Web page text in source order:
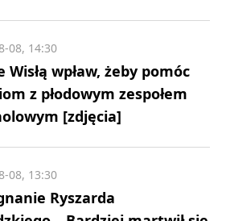
Wisłą wpław, żeby pomóc
z płodowym zespołem
[zdjęcia]
08, 14:30
Ryszarda
08, 13:30